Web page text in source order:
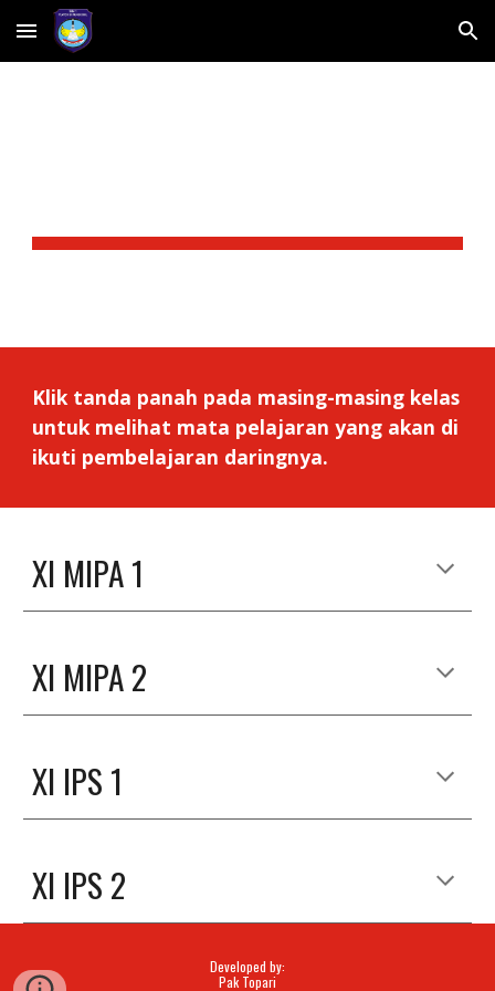
Skip to main content Skip to navigation
Klik tanda panah pada masing-masing kelas
untuk melihat mata pelajaran yang akan di
ikuti pembelajaran daringnya.
XI MIPA 1
XI MIPA 2
XI IPS 1
XI IPS 2
Developed by:
Pak Topari